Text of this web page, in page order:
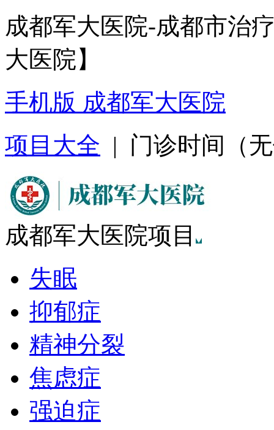
成都军大医院-成都市治
大医院】
手机版 成都军大医院
项目大全 | 门诊时间（
成都军大医院项目
失眠
抑郁症
精神分裂
焦虑症
强迫症